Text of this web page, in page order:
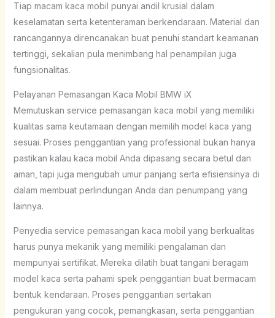
Tiap macam kaca mobil punyai andil krusial dalam
keselamatan serta ketenteraman berkendaraan. Material dan
rancangannya direncanakan buat penuhi standart keamanan
tertinggi, sekalian pula menimbang hal penampilan juga
fungsionalitas.
Pelayanan Pemasangan Kaca Mobil BMW iX
Memutuskan service pemasangan kaca mobil yang memiliki
kualitas sama keutamaan dengan memilih model kaca yang
sesuai. Proses penggantian yang professional bukan hanya
pastikan kalau kaca mobil Anda dipasang secara betul dan
aman, tapi juga mengubah umur panjang serta efisiensinya di
dalam membuat perlindungan Anda dan penumpang yang
lainnya.
Penyedia service pemasangan kaca mobil yang berkualitas
harus punya mekanik yang memiliki pengalaman dan
mempunyai sertifikat. Mereka dilatih buat tangani beragam
model kaca serta pahami spek penggantian buat bermacam
bentuk kendaraan. Proses penggantian sertakan
pengukuran yang cocok, pemangkasan, serta penggantian